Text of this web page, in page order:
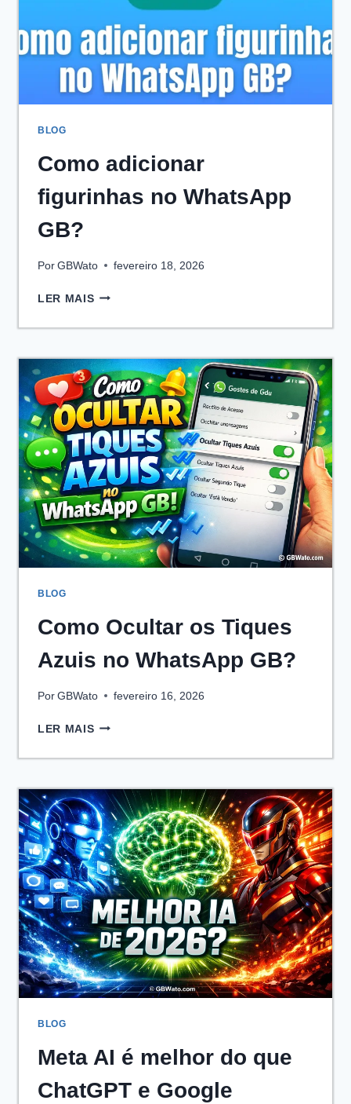
BLOG
Como adicionar
figurinhas no WhatsApp
GB?
Por GBWato fevereiro 18, 2026
LER MAISCOMO
FIGURINHAS
WHATSAPP
GB?
BLOG
Como Ocultar os Tiques
Azuis no WhatsApp GB?
Por GBWato fevereiro 16, 2026
LER MAISCOMO
OS
AZUIS
NO
WHATSAPP
GB?
BLOG
Meta AI é melhor do que
ChatGPT e Google